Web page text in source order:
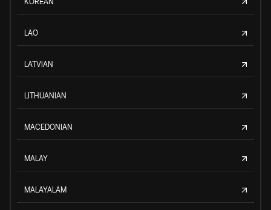
LAO
LATVIAN
LITHUANIAN
MACEDONIAN
MALAY
MALAYALAM